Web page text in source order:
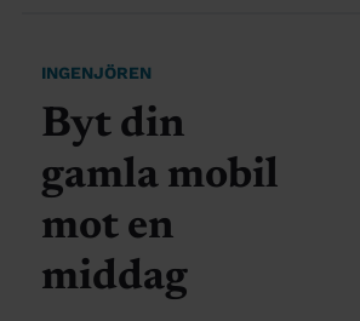
INGENJÖREN
Byt din
gamla mobil
mot en
middag